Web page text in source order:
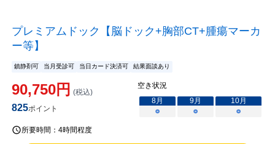
プレミアムドック【脳ドック+胸部CT+腫瘍マーカ
ー等】
鎮静剤可 当月受診可 当日カード決済可 結果面談あり
90,750円 (税込)
825ポイント
空き状況
8月 9月 10月
○
○ ○
所要時間： 4時間程度